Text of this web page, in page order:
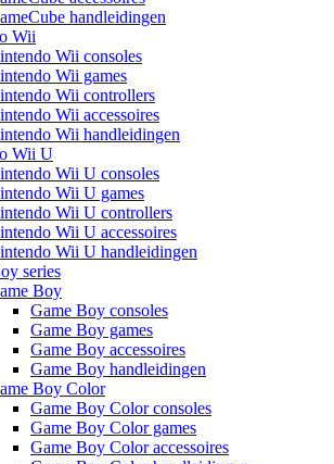
handleidingen
Wii
Wii consoles
Wii games
Wii controllers
Wii accessoires
Wii handleidingen
Wii U
Wii U consoles
Wii U games
Wii U controllers
Wii U accessoires
Wii U handleidingen
series
Boy
Game Boy consoles
Game Boy games
Game Boy accessoires
Game Boy handleidingen
Boy Color
Game Boy Color consoles
Game Boy Color games
Game Boy Color accessoires